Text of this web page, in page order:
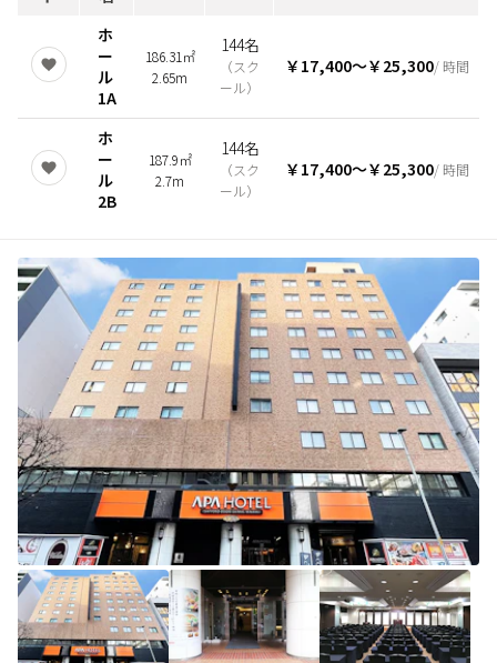
ホ
ー
ル
1A
186.31㎡
2.65m
144名
（スク
ール）
￥17,400〜￥25,300/ 時間
ホ
ー
ル
2B
187.9㎡
2.7m
144名
（スク
ール）
￥17,400〜￥25,300/ 時間